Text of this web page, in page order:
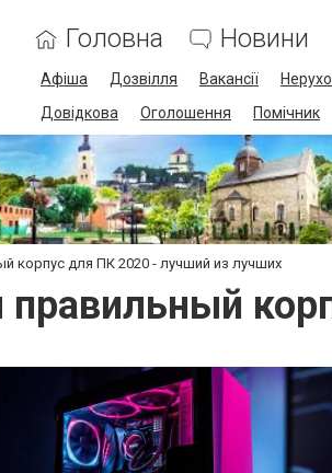
Головна Новини
Афіша Дозвілля Вакансії
Довідкова
Оголошення Помічник
корпус для ПК 2020 - лучший из лучших